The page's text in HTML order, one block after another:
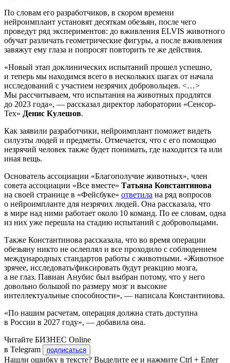
По словам его разработчиков, в скором времени
нейроимплант установят десяткам обезьян, после чего
проведут ряд экспериментов: до вживления ELVIS животного
обучат различать геометрические фигуры, а после вживления
завяжут ему глаза и попросят повторить те же действия.
«Новый этап доклинических испытаний прошел успешно,
и теперь мы находимся всего в нескольких шагах от начала
исследований с участием незрячих добровольцев. <…>
Мы рассчитываем, что испытания на животных продлятся
до 2023 года», — рассказал директор лаборатории «Сенсор-
Тех» Денис Кулешов.
Как заявили разработчики, нейроимплант поможет видеть
силуэты людей и предметы. Отмечается, что с его помощью
незрячий человек также будет понимать, где находится та или
иная вещь.
Основатель ассоциации «Благополучие животных», член
совета ассоциации «Все вместе» Татьяна Константинова
на своей странице в «Фейсбуке» ответила на ряд вопросов
о нейроимпланте для незрячих людей. Она рассказала, что
в мире над ними работает около 10 команд. По ее словам, одна
из них уже перешла на стадию испытаний с добровольцами.
Также Константинова рассказала, что во время операции
обезьяну никто не ослеплял и все проходило с соблюдением
международных стандартов работы с животными. «Животное
зрячее, исследовать/фиксировать будут реакцию мозга,
а не глаз. Павиан Анубис был выбран потому, что у него
довольно большой по размеру мозг и высокие
интеллектуальные способности», — написала Константинова.
«По нашим расчетам, операция должна стать доступна
в России в 2027 году», — добавила она.
Читайте БИЗНЕС Online
в Telegram
подписаться
Нашли ошибку в тексте? Выделите ее и нажмите Ctrl + Enter